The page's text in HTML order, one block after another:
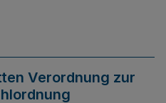
Verordnung zur